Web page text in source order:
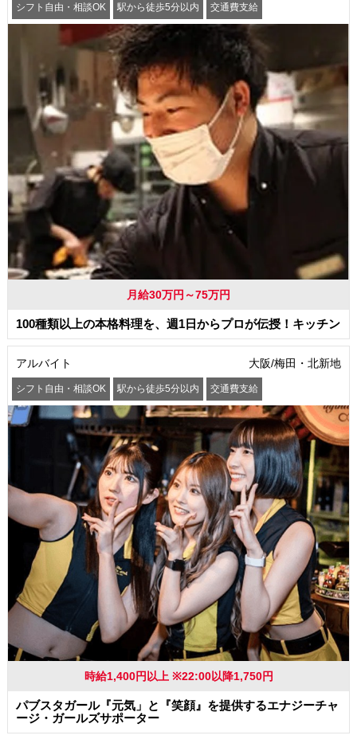
シフト自由・相談OK 駅から徒歩5分以内 交通費支給
月給30万円～75万円
100種類以上の本格料理を、週1日からプロが伝授！キッチン
アルバイト 大阪/梅田・北新地
シフト自由・相談OK 駅から徒歩5分以内 交通費支給
時給1,400円以上 ※22:00以降1,750円
パブスタガール『元気」と『笑顔』を提供するエナジーチャ
ージ・ガールズサポーター